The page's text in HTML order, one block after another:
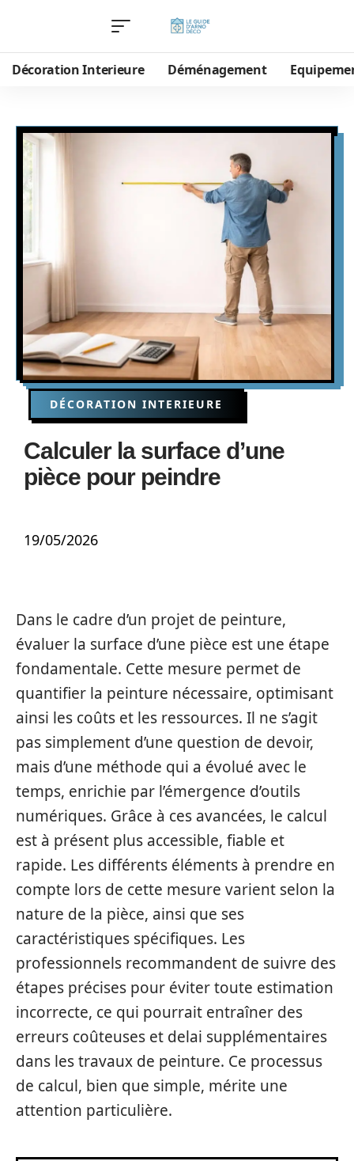
Décoration Interieure Déménagement
DÉCORATION INTERIEURE
Calculer la surface d’une
pièce pour peindre
19/05/2026
Dans le cadre d’un projet de peinture,
évaluer la surface d’une pièce est une étape
fondamentale. Cette mesure permet de
quantifier la peinture nécessaire, optimisant
ainsi les coûts et les ressources. Il ne s’agit
pas simplement d’une question de devoir,
mais d’une méthode qui a évolué avec le
temps, enrichie par l’émergence d’outils
numériques. Grâce à ces avancées, le calcul
est à présent plus accessible, fiable et
rapide. Les différents éléments à prendre en
compte lors de cette mesure varient selon la
nature de la pièce, ainsi que ses
caractéristiques spécifiques. Les
professionnels recommandent de suivre des
étapes précises pour éviter toute estimation
incorrecte, ce qui pourrait entraîner des
erreurs coûteuses et delai supplémentaires
dans les travaux de peinture. Ce processus
de calcul, bien que simple, mérite une
attention particulière.